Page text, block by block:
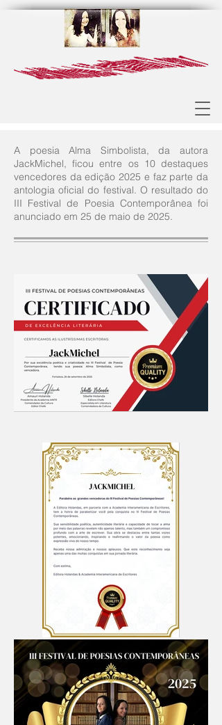
A poesia Alma Simbolista, da autora
JackMichel, ficou entre os 10 destaques
vencedores da edição 2025 e faz parte da
antologia oficial do festival. O resultado do
III Festival de Poesia Contemporânea foi
anunciado em 25 de maio de 2025.